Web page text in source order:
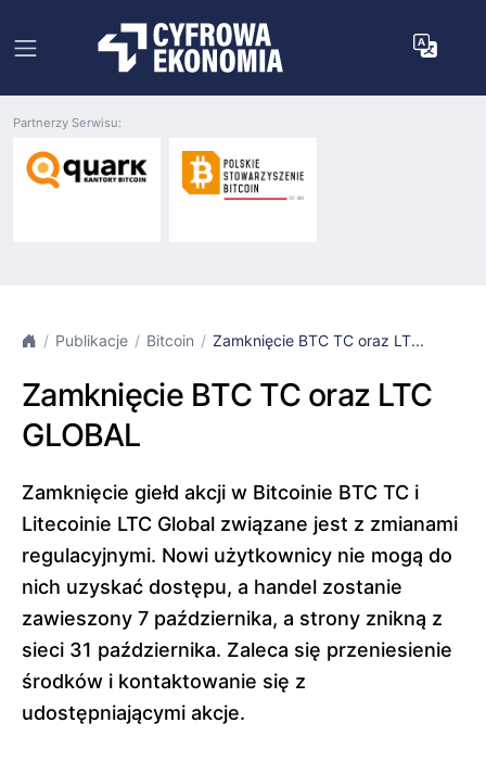
Partnerzy Serwisu:
Publikacje Bitcoin Zamknięcie BTC TC oraz LT...
Zamknięcie BTC TC oraz LTC
GLOBAL
Zamknięcie giełd akcji w Bitcoinie BTC TC i
Litecoinie LTC Global związane jest z zmianami
regulacyjnymi. Nowi użytkownicy nie mogą do
nich uzyskać dostępu, a handel zostanie
zawieszony 7 października, a strony znikną z
sieci 31 października. Zaleca się przeniesienie
środków i kontaktowanie się z
udostępniającymi akcje.